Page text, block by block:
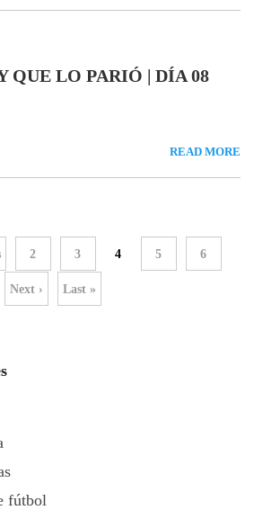
QUE LO PARIÓ | DÍA 08
READ MORE
2 3 4 5 6
Next › Last »
fútbol